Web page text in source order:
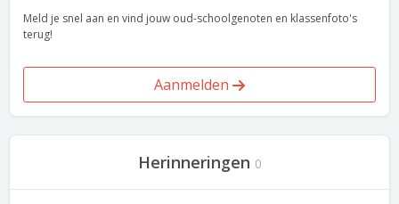
Meld je snel aan en vind jouw oud-schoolgenoten en klassenfoto's
terug!
Aanmelden
Herinneringen 0